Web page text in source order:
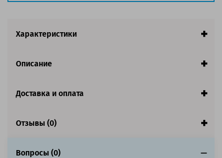
Характеристики
Описание
Доставка и оплата
Отзывы (0)
Вопросы (0)